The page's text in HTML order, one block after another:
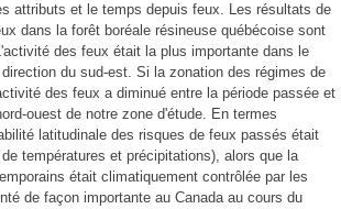
attributs et le temps depuis feux. Les résultats de
dans la forêt boréale résineuse québécoise sont
des feux était la plus importante dans le
du sud-est. Si la zonation des régimes de
des feux a diminué entre la période passée et
ouest de notre zone d'étude. En termes
latitudinale des risques de feux passés était
températures et précipitations), alors que la
était climatiquement contrôlée par les
de façon importante au Canada au cours du